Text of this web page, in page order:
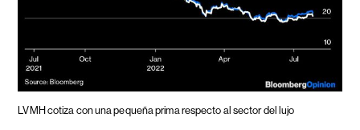
LVMH cotiza con una pequeña prima respecto al sector del lujo